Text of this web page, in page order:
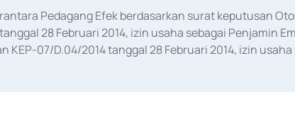
Pedagang Efek berdasarkan surat keputusan
28 Februari 2014, izin usaha sebagai Penjamin
KEP-07/D.04/2014 tanggal 28 Februari 2014, izin